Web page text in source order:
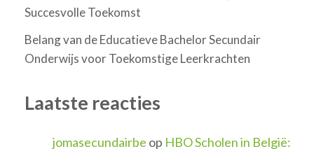
Succesvolle Toekomst
Belang van de Educatieve Bachelor Secundair
Onderwijs voor Toekomstige Leerkrachten
Laatste reacties
jomasecundairbe op HBO Scholen in België: